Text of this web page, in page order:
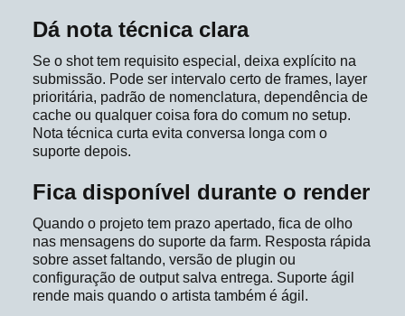
Dá nota técnica clara
Se o shot tem requisito especial, deixa explícito na
submissão. Pode ser intervalo certo de frames, layer
prioritária, padrão de nomenclatura, dependência de
cache ou qualquer coisa fora do comum no setup.
Nota técnica curta evita conversa longa com o
suporte depois.
Fica disponível durante o render
Quando o projeto tem prazo apertado, fica de olho
nas mensagens do suporte da farm. Resposta rápida
sobre asset faltando, versão de plugin ou
configuração de output salva entrega. Suporte ágil
rende mais quando o artista também é ágil.